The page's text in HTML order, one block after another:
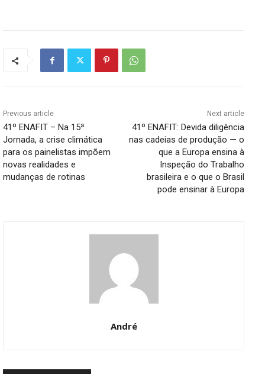
Previous article
41º ENAFIT – Na 15ª
Jornada, a crise climática
para os painelistas impõem
novas realidades e
mudanças de rotinas
Next article
41º ENAFIT: Devida diligência
nas cadeias de produção — o
que a Europa ensina à
Inspeção do Trabalho
brasileira e o que o Brasil
pode ensinar à Europa
André